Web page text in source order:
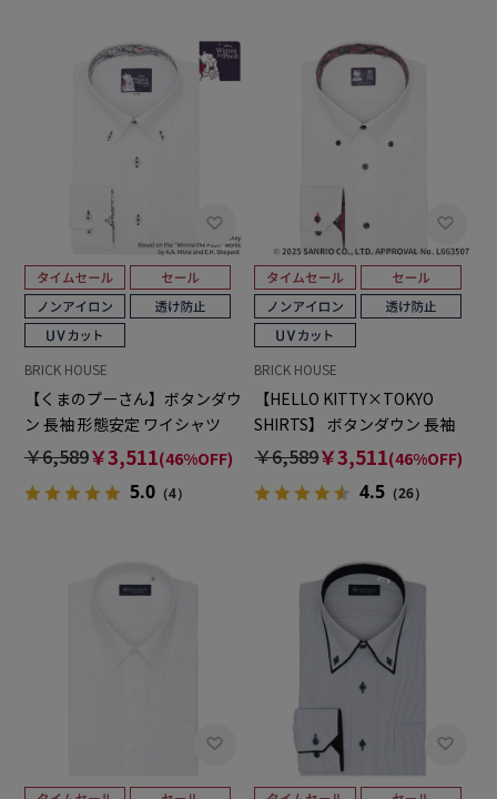
BRICK HOUSE
【くまのプーさん】ボタンダウ
ン 長袖 形態安定 ワイシャツ
【透け防止】
￥6,589￥3,511(46%OFF)
5.0（4）
BRICK HOUSE
【HELLO KITTY×TOKYO
SHIRTS】 ボタンダウン 長袖
形態安定 ワイシャツ
￥6,589￥3,511(46%OFF)
4.5 （26）